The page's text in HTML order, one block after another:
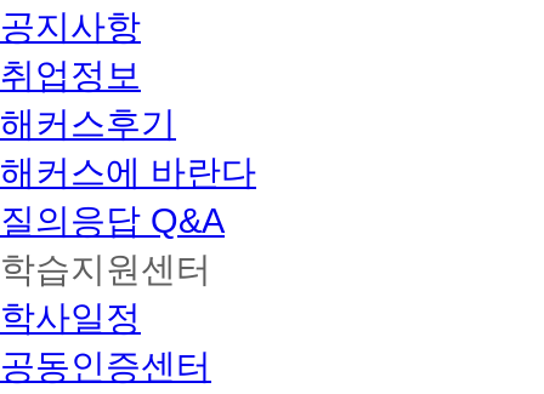
공지사항
취업정보
해커스후기
해커스에 바란다
질의응답 Q&A
학습지원센터
학사일정
공동인증센터